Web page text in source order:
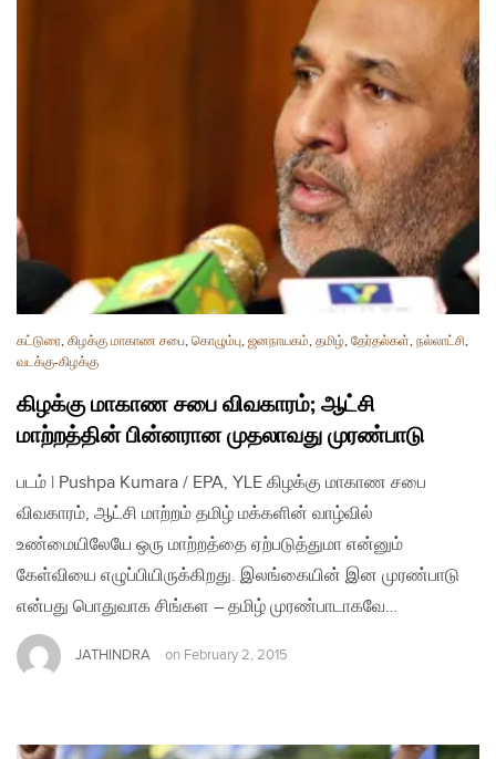
கட்டுரை, கிழக்கு மாகாண சபை, கொழும்பு, ஜனநாயகம், தமிழ், தேர்தல்கள், நல்லாட்சி,
வடக்கு-கிழக்கு
கிழக்கு மாகாண சபை விவகாரம்; ஆட்சி
மாற்றத்தின் பின்னரான முதலாவது முரண்பாடு
படம் | Pushpa Kumara / EPA, YLE கிழக்கு மாகாண சபை
விவகாரம், ஆட்சி மாற்றம் தமிழ் மக்களின் வாழ்வில்
உண்மையிலேயே ஒரு மாற்றத்தை ஏற்படுத்துமா என்னும்
கேள்வியை எழுப்பியிருக்கிறது. இலங்கையின் இன முரண்பாடு
என்பது பொதுவாக சிங்கள – தமிழ் முரண்பாடாகவே…
JATHINDRA on February 2, 2015